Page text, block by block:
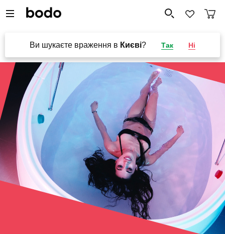
Ви шукаєте враження в Києві? Так Ні